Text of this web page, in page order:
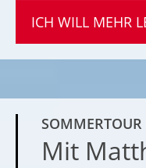
ICH WILL MEHR
Mit